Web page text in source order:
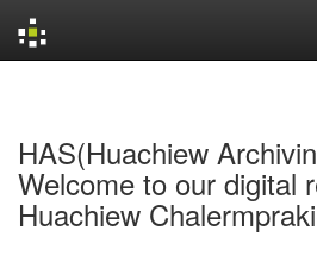
HAS(Huachiew
Welcome to our digital
Huachiew